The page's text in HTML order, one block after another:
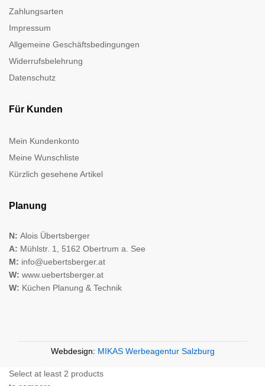
Zahlungsarten
Impressum
Allgemeine Geschäftsbedingungen
Widerrufsbelehrung
Datenschutz
Für Kunden
Mein Kundenkonto
Meine Wunschliste
Kürzlich gesehene Artikel
Planung
N: Alois Übertsberger
A: Mühlstr. 1, 5162 Obertrum a. See
M: info@uebertsberger.at
W: www.uebertsberger.at
W: Küchen Planung & Technik
Webdesign: MIKAS Werbeagentur Salzburg
Select at least 2 products